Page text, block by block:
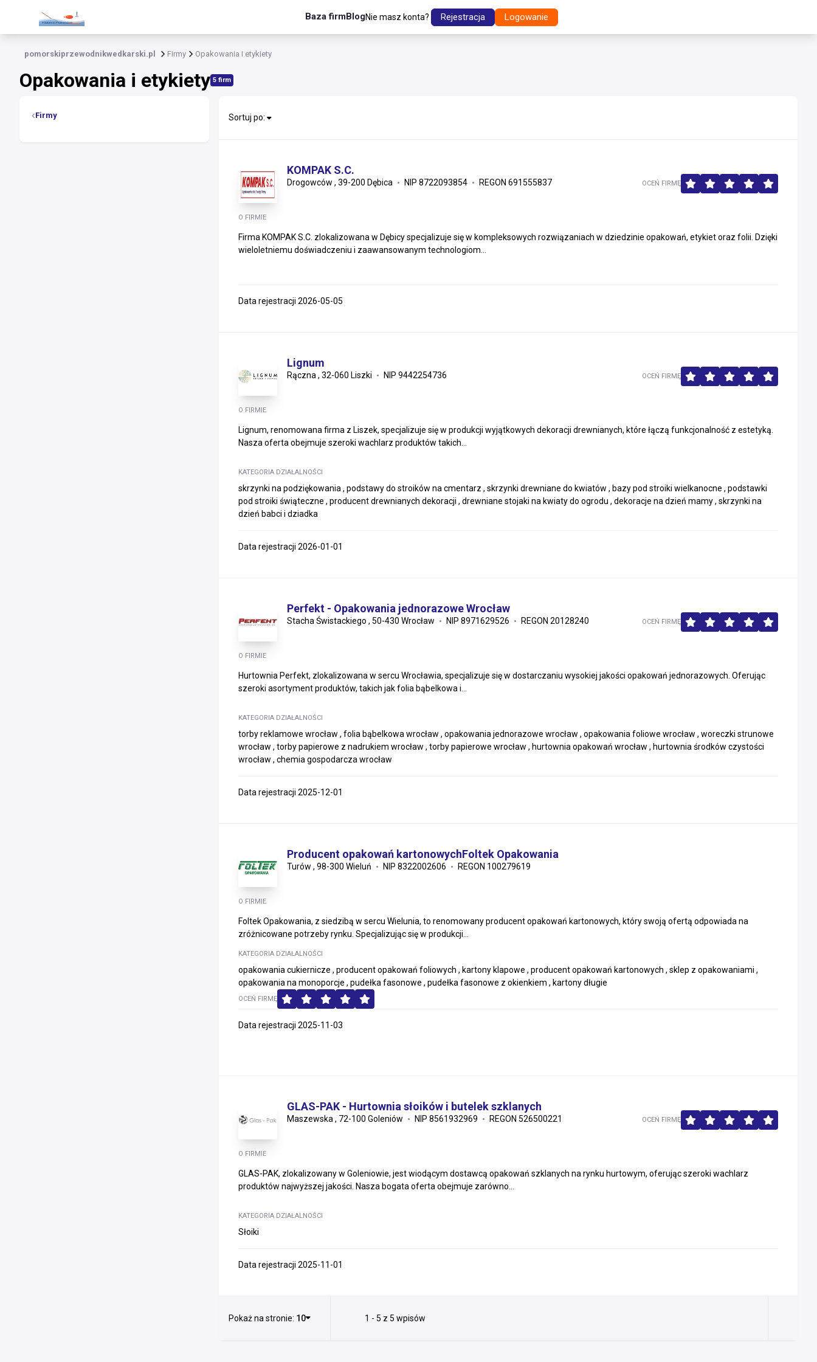
Baza firmBlogNie masz konta? Rejestracja Logowanie
pomorskiprzewodnikwedkarski.pl Firmy Opakowania i etykiety
Opakowania i etykiety 5 firm
Firmy Sortuj po:
KOMPAK S.C.
Drogowców , 39-200 Dębica NIP 8722093854 REGON 691555837
O FIRMIE
Firma KOMPAK S.C. zlokalizowana w Dębicy specjalizuje się w kompleksowych rozwiązaniach w dziedzinie opakowań, etykiet oraz folii. Dzięki
wieloletniemu doświadczeniu i zaawansowanym technologiom...
OCEŃ FIRMĘ
Data rejestracji 2026-05-05
Lignum
Rączna , 32-060 Liszki NIP 9442254736
O FIRMIE
Lignum, renomowana firma z Liszek, specjalizuje się w produkcji wyjątkowych dekoracji drewnianych, które łączą funkcjonalność z estetyką.
Nasza oferta obejmuje szeroki wachlarz produktów takich...
KATEGORIA DZIAŁALNOŚCI
skrzynki na podziękowania , podstawy do stroików na cmentarz , skrzynki drewniane do kwiatów , bazy pod stroiki wielkanocne , podstawki
pod stroiki świąteczne , producent drewnianych dekoracji , drewniane stojaki na kwiaty do ogrodu , dekoracje na dzień mamy , skrzynki na
dzień babci i dziadka
OCEŃ FIRMĘ
Data rejestracji 2026-01-01
Perfekt - Opakowania jednorazowe Wrocław
Stacha Świstackiego , 50-430 Wrocław NIP 8971629526 REGON 20128240
O FIRMIE
Hurtownia Perfekt, zlokalizowana w sercu Wrocławia, specjalizuje się w dostarczaniu wysokiej jakości opakowań jednorazowych. Oferując
szeroki asortyment produktów, takich jak folia bąbelkowa i...
KATEGORIA DZIAŁALNOŚCI
torby reklamowe wrocław , folia bąbelkowa wrocław , opakowania jednorazowe wrocław , opakowania foliowe wrocław , woreczki strunowe
wrocław , torby papierowe z nadrukiem wrocław , torby papierowe wrocław , hurtownia opakowań wrocław , hurtownia środków czystości
wrocław , chemia gospodarcza wrocław
OCEŃ FIRMĘ
Data rejestracji 2025-12-01
Producent opakowań kartonowychFoltek Opakowania
Turów , 98-300 Wieluń NIP 8322002606 REGON 100279619
O FIRMIE
Foltek Opakowania, z siedzibą w sercu Wielunia, to renomowany producent opakowań kartonowych, który swoją ofertą odpowiada na
zróżnicowane potrzeby rynku. Specjalizując się w produkcji...
KATEGORIA DZIAŁALNOŚCI
opakowania cukiernicze , producent opakowań foliowych , kartony klapowe , producent opakowań kartonowych , sklep z opakowaniami ,
opakowania na monoporcje , pudełka fasonowe , pudełka fasonowe z okienkiem , kartony długie
OCEŃ FIRMĘ
Data rejestracji 2025-11-03
GLAS-PAK - Hurtownia słoików i butelek szklanych
Maszewska , 72-100 Goleniów NIP 8561932969 REGON 526500221
O FIRMIE
GLAS-PAK, zlokalizowany w Goleniowie, jest wiodącym dostawcą opakowań szklanych na rynku hurtowym, oferując szeroki wachlarz
produktów najwyższej jakości. Nasza bogata oferta obejmuje zarówno...
KATEGORIA DZIAŁALNOŚCI
Słoiki
OCEŃ FIRMĘ
Data rejestracji 2025-11-01
Pokaż na stronie: 10 1 - 5 z 5 wpisów